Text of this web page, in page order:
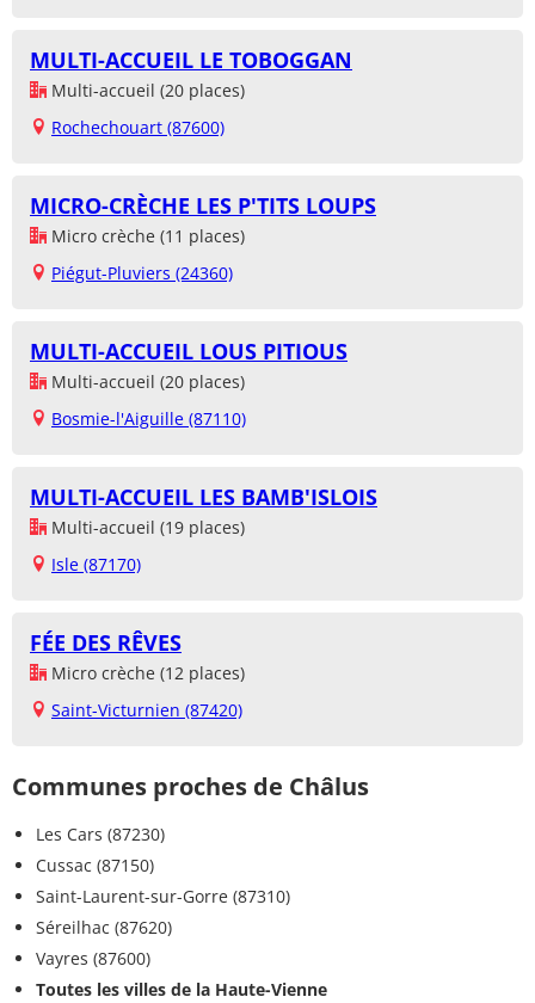
MULTI-ACCUEIL LE TOBOGGAN
Multi-accueil (20 places)
Rochechouart (87600)
MICRO-CRÈCHE LES P'TITS LOUPS
Micro crèche (11 places)
Piégut-Pluviers (24360)
MULTI-ACCUEIL LOUS PITIOUS
Multi-accueil (20 places)
Bosmie-l'Aiguille (87110)
MULTI-ACCUEIL LES BAMB'ISLOIS
Multi-accueil (19 places)
Isle (87170)
FÉE DES RÊVES
Micro crèche (12 places)
Saint-Victurnien (87420)
Communes proches de Châlus
Les Cars (87230)
Cussac (87150)
Saint-Laurent-sur-Gorre (87310)
Séreilhac (87620)
Vayres (87600)
Toutes les villes de la Haute-Vienne